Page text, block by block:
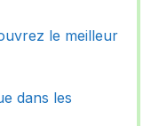
le meilleur
dans les